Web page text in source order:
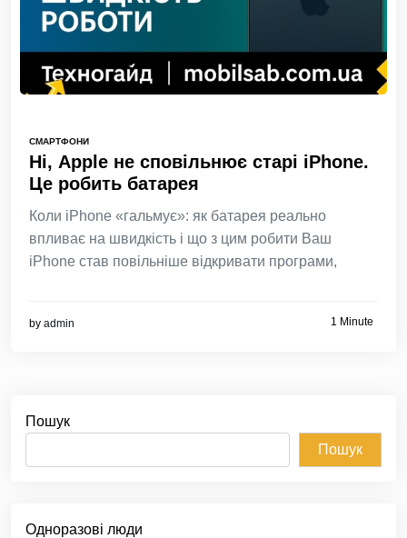
СМАРТФОНИ
Ні, Apple не сповільнює старі iPhone.
Це робить батарея
Коли iPhone «гальмує»: як батарея реально
впливає на швидкість і що з цим робити Ваш
iPhone став повільніше відкривати програми,
by admin 1 Minute
Пошук
Пошук
Одноразові люди